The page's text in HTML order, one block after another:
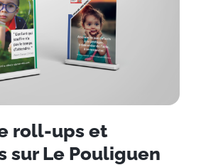
roll-ups et
sur Le Pouliguen